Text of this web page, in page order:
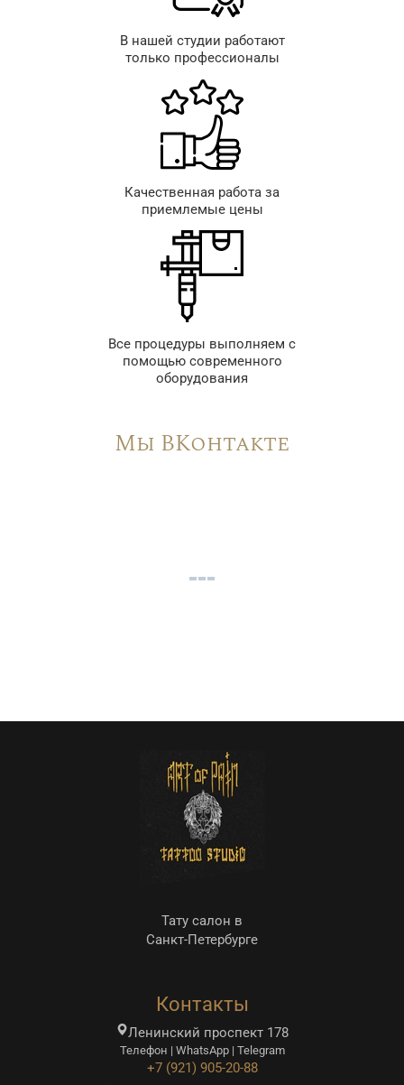
В нашей студии работают
только профессионалы
Качественная работа за
приемлемые цены
Все процедуры выполняем с
помощью современного
оборудования
Мы ВКонтакте
Тату салон в
Санкт-Петербурге
Контакты
Ленинский проспект 178
Телефон | WhatsApp | Telegram
+7 (921) 905-20-88